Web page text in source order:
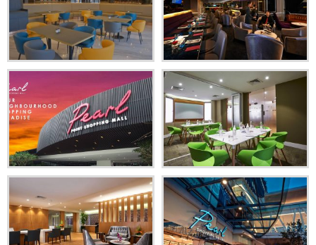
Kontak Kami
Your language:
简体中文
INDONESIA
Facebook Instagram Share